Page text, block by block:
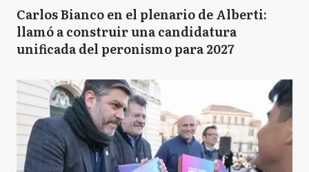
Carlos Bianco en el plenario de Alberti:
llamó a construir una candidatura
unificada del peronismo para 2027